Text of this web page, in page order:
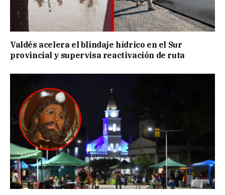
Valdés acelera el blindaje hídrico en el Sur
provincial y supervisa reactivación de ruta